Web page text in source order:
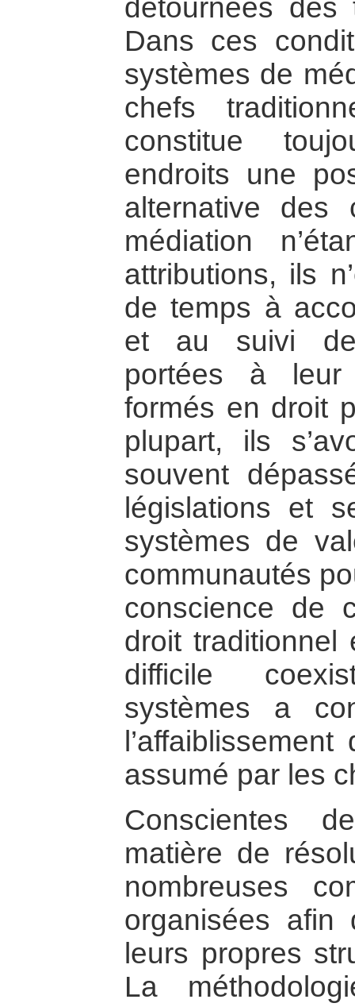
détournées des
Dans ces
systèmes de
chefs
constitue
endroits une
alternative des
médiation
attributions, ils
de temps à
et au suivi
portées à leur
formés en droit
plupart, ils
souvent
législations et
systèmes de
communautés
conscience de
droit
difficile
systèmes a
assumé par les
Conscientes
matière de
nombreuses
organisées afin
leurs propres
La